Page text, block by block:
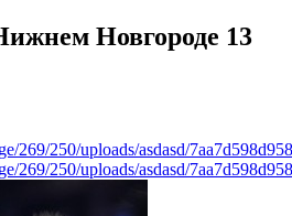
Новгороде 13
269/250/uploads/asdasd/
269/250/uploads/asdasd/